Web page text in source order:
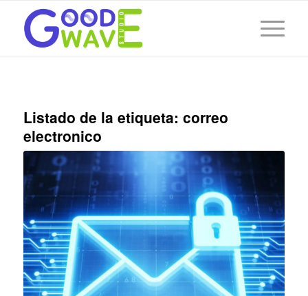
Listado de la etiqueta: correo
electronico